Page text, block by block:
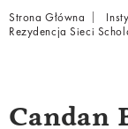
Breadcrumb
Strona Główna
Rezydencja Sieci
Candan